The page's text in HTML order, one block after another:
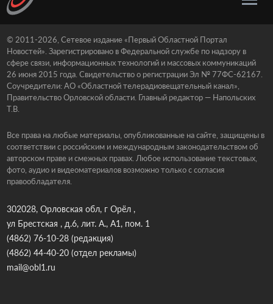
© 2011-2026, Сетевое издание «Первый Областной Портал
Новостей». Зарегистрировано в Федеральной службе по надзору в
сфере связи, информационных технологий и массовых коммуникаций
26 июня 2015 года. Свидетельство о регистрации Эл № 77ФС-62167.
Соучредители: АО «Областной телерадиовещательный канал»,
Правительство Орловской области. Главный редактор — Напольских
Т.В.
Все права на любые материалы, опубликованные на сайте, защищены в
соответствии с российским и международным законодательством об
авторском праве и смежных правах. Любое использование текстовых,
фото, аудио и видеоматериалов возможно только с согласия
правообладателя.
302028, Орловская обл, г Орёл ,
ул Брестская , д.6, лит. А., А1, пом. 1
(4862) 76-10-28(редакция)
(4862) 44-40-20(отдел рекламы)
mail@obl1.ru